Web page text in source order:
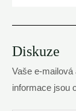
Diskuze
Vaše e-mailová
informace jsou